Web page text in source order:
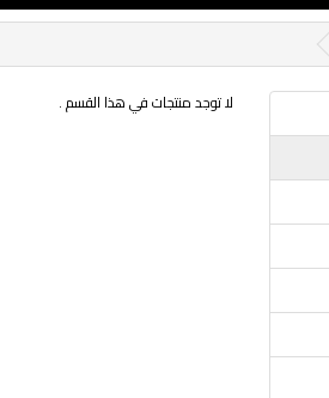
لا توجد منتجات في هذا القسم .